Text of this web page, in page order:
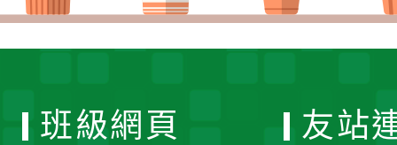
班級網頁 友站